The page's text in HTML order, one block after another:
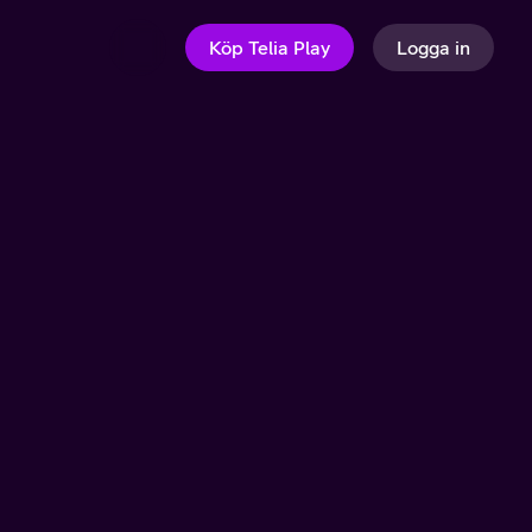
Köp Telia Play Logga in